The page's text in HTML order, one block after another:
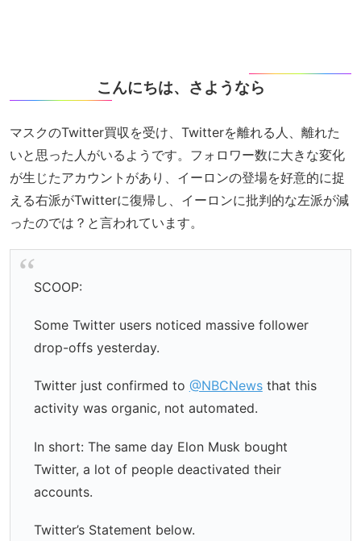
こんにちは、さようなら
マスクのTwitter買収を受け、Twitterを離れる人、離れた
いと思った人がいるようです。フォロワー数に大きな変化
が生じたアカウントがあり、イーロンの登場を好意的に捉
える右派がTwitterに復帰し、イーロンに批判的な左派が減
ったのでは？と言われています。
SCOOP:
Some Twitter users noticed massive follower
drop-offs yesterday.
Twitter just confirmed to @NBCNewsthat this
activity was organic, not automated.
In short: The same day Elon Musk bought
Twitter, a lot of people deactivated their
accounts.
Twitter’s Statement below.